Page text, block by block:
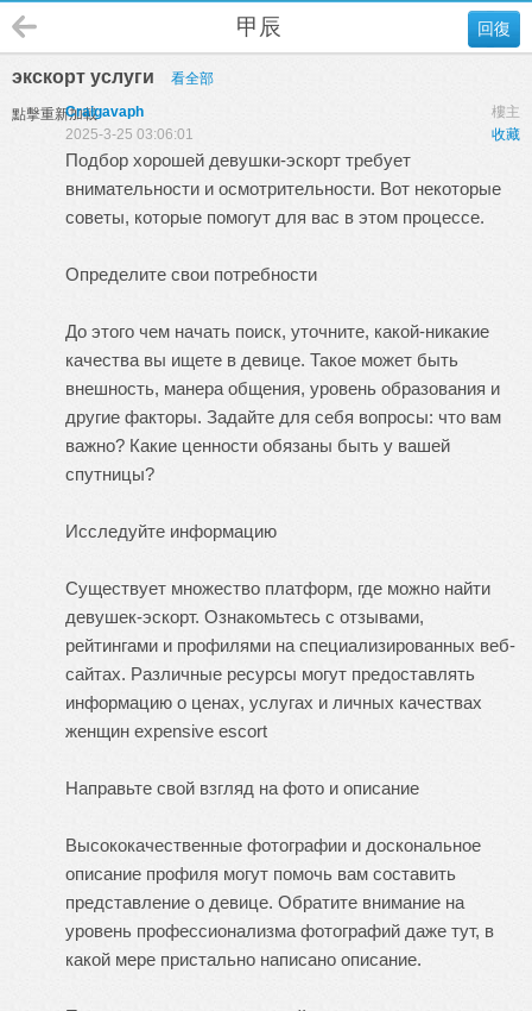
回復
甲辰
экскорт услуги 看全部
點擊重新加載 樓主
Craigavaph
收藏
2025-3-25 03:06:01
Подбор хорошей девушки-эскорт требует
внимательности и осмотрительности. Вот некоторые
советы, которые помогут для вас в этом процессе.
Определите свои потребности
До этого чем начать поиск, уточните, какой-никакие
качества вы ищете в девице. Такое может быть
внешность, манера общения, уровень образования и
другие факторы. Задайте для себя вопросы: что вам
важно? Какие ценности обязаны быть у вашей
спутницы?
Исследуйте информацию
Существует множество платформ, где можно найти
девушек-эскорт. Ознакомьтесь с отзывами,
рейтингами и профилями на специализированных веб-
сайтах. Различные ресурсы могут предоставлять
информацию о ценах, услугах и личных качествах
женщин expensive escort
Направьте свой взгляд на фото и описание
Высококачественные фотографии и доскональное
описание профиля могут помочь вам составить
представление о девице. Обратите внимание на
уровень профессионализма фотографий даже тут, в
какой мере пристально написано описание.